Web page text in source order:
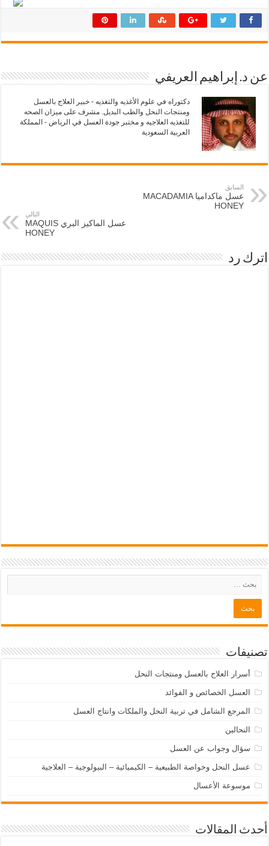
ل
ت
ي
ف
ت
ف
ي
ن
ا
ف
ذ
ة
ج
د
ي
ة
)
ل
ف
س
(
ف
ح
ي
ن
ا
ف
ذ
ة
ج
د
ة
)
عن د. إبراهيم العريفي
دكتوراه في علوم الأغذيه والتغذيه - خبير العلاج بالعسل
ومنتجات النحل والطب البديل. مشرف على ميزان الصحه
للتغذيه العلاجيه و مختبر جودة العسل في الرياض - المملكة
العربية السعودية
السابق
عسل ماكداميا MACADAMIA
HONEY
التالي
عسل الماكيز البري MAQUIS
HONEY
اترك رد
تصنيفات
أسرار العلاج بالعسل ومنتجات النحل
العسل الخصائص و الفوائد
المرجع الشامل في تربية النحل والملكات وانتاج العسل
النحالين
سؤال وجواب عن العسل
عسل النحل وخواصة الطبيعية – الكيميائية – البيولوجية – العلاجية
موسوعة الأعسال
أحدث المقالات